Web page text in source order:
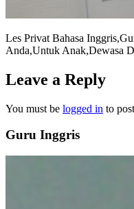
Les Privat Bahasa
Anda,Untuk Anak,Dewasa
Leave a Reply
You must be logged in to
Guru Inggris